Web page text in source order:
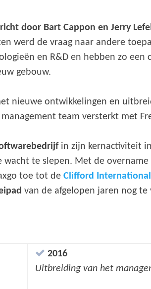
door Bart Cappon en Jerry
werd de vraag naar andere
en R&D en hebben zo
gebouw.
nieuwe ontwikkelingen en
team versterkt met
in zijn kernactiviteit
te slepen. Met de
toe tot deClifford
van de afgelopen jaren nog te
2016
Uitbreiding van het